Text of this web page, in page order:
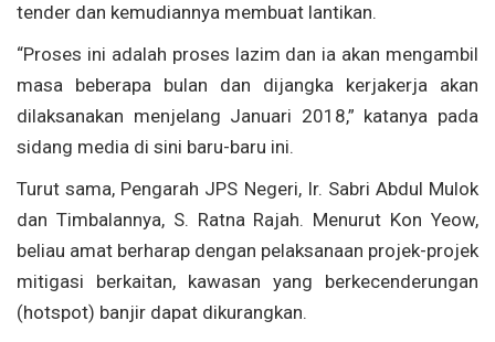
tender dan kemudiannya membuat lantikan.
“Proses ini adalah proses lazim dan ia akan mengambil
masa beberapa bulan dan dijangka kerjakerja akan
dilaksanakan menjelang Januari 2018,” katanya pada
sidang media di sini baru-baru ini.
Turut sama, Pengarah JPS Negeri, Ir. Sabri Abdul Mulok
dan Timbalannya, S. Ratna Rajah. Menurut Kon Yeow,
beliau amat berharap dengan pelaksanaan projek-projek
mitigasi berkaitan, kawasan yang berkecenderungan
(hotspot) banjir dapat dikurangkan.